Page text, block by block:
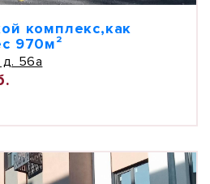
комплекс,как
970м²
д. 56а